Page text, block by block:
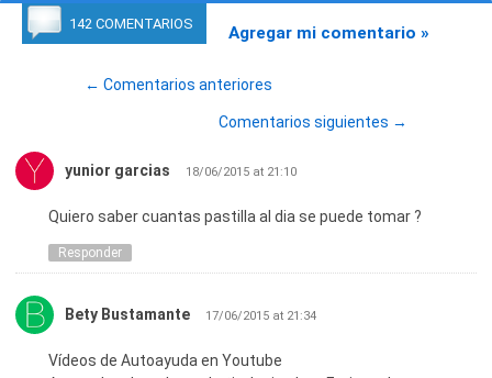
142 COMENTARIOS Agregar mi comentario »
← Comentarios anteriores
Comentarios siguientes →
yunior garcias 18/06/2015 at 21:10
Quiero saber cuantas pastilla al dia se puede tomar ?
Responder
Bety Bustamante 17/06/2015 at 21:34
Vídeos de Autoayuda en Youtube